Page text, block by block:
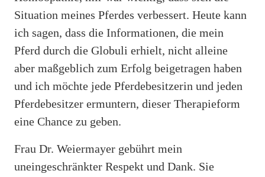
Situation meines Pferdes verbessert. Heute kann
ich sagen, dass die Informationen, die mein
Pferd durch die Globuli erhielt, nicht alleine
aber maßgeblich zum Erfolg beigetragen haben
und ich möchte jede Pferdebesitzerin und jeden
Pferdebesitzer ermuntern, dieser Therapieform
eine Chance zu geben.
Frau Dr. Weiermayer gebührt mein
uneingeschränkter Respekt und Dank. Sie